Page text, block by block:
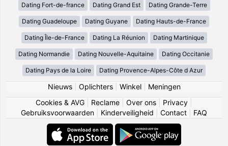
Dating Fort-de-france Dating Grand Est Dating Grande-Terre
Dating Guadeloupe Dating Guyane Dating Hauts-de-France
Dating Île-de-France Dating La Réunion Dating Martinique
Dating Normandie Dating Nouvelle-Aquitaine Dating Occitanie
Dating Pays de la Loire Dating Provence-Alpes-Côte d Azur
Nieuws| Oplichters| Winkel| Meningen
Cookies & AVG
Reclame Over ons Privacy
Gebruiksvoorwaarden
Kinderveiligheid Contact FAQ